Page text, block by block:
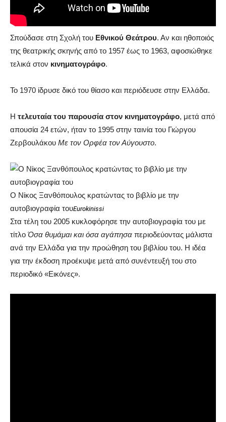
φιλόλογος.
Ίνδαλμά του τότε υπήρξεο Μάνος Κατράκης.
Σπούδασε στη Σχολή του Εθνικού Θεάτρου. Αν και ηθοποιός
της θεατρικής σκηνής από το 1957 έως το 1963, αφοσιώθηκε
τελικά στον κινηματογράφο.
Το 1970 ίδρυσε δικό του θίασο και περιόδευσε στην Ελλάδα.
Η τελευταία του παρουσία στον κινηματογράφο, μετά από
απουσία 24 ετών, ήταν το 1995 στην ταινία του Γιώργου
Ζερβουλάκου Με τον Ορφέα τον Αύγουστο.
O Nίκος Ξανθόπουλος κρατώντας το βιβλίο με την
αυτοβιογραφία τουEurokinissi
Στα τέλη του 2005 κυκλοφόρησε την αυτοβιογραφία του με
τίτλο Όσα θυμάμαι και όσα αγάπησα περιοδεύοντας μάλιστα
ανά την Ελλάδα για την προώθηση του βιβλίου του. Η ιδέα
για την έκδοση προέκυψε μετά από συνέντευξή του στο
περιοδικό «Εικόνες».